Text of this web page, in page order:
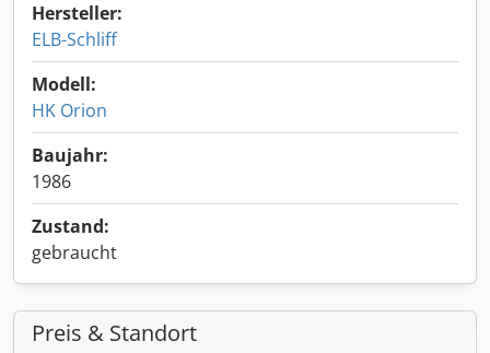
Hersteller:
ELB-Schliff
Modell:
HK Orion
Baujahr:
1986
Zustand:
gebraucht
Preis & Standort